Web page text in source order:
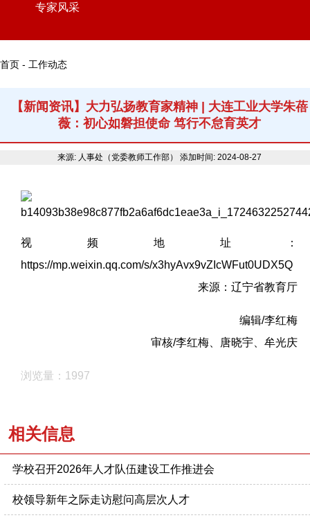
专家风采
首页 - 工作动态
【新闻资讯】大力弘扬教育家精神 | 大连工业大学朱蓓
薇：初心如磐担使命 笃行不怠育英才
来源: 人事处（党委教师工作部） 添加时间: 2024-08-27
视频地址：
https://mp.weixin.qq.com/s/x3hyAvx9vZIcWFut0UDX5Q
来源：辽宁省教育厅
编辑/李红梅
审核/李红梅、唐晓宇、牟光庆
浏览量：1997
相关信息
学校召开2026年人才队伍建设工作推进会
校领导新年之际走访慰问高层次人才